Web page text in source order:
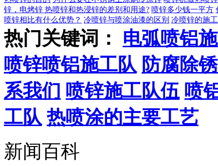
锌，电烤锌 热喷锌和热浸锌的差别和用途? 喷锌多少钱一平方
喷锌相比有什么优势？ 冷喷锌与喷涂油漆的区别 冷喷锌的施
热门关键词：
电弧喷铝
喷锌喷铝施工队 防腐除
系我们 喷锌施工队伍 喷
工队 热喷涂的主要工艺
新闻百科